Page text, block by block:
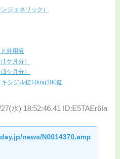
ジェネリック）
外用液
ケ月分）
ケ月分）
シジル錠10mg100錠
水) 18:52:46.41 ID:E5TAEr6Ia
news/N0014370.amp